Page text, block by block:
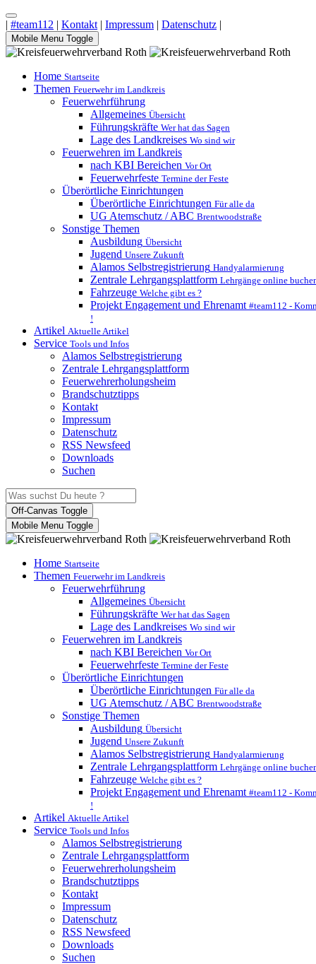
| #team112 | Kontakt | Impressum | Datenschutz |
Mobile Menu Toggle
Home Startseite
Themen Feuerwehr im Landkreis
Feuerwehrführung
Allgemeines Übersicht
Führungskräfte Wer hat das Sagen
Lage des Landkreises Wo sind wir
Feuerwehren im Landkreis
nach KBI Bereichen Vor Ort
Feuerwehrfeste Termine der Feste
Überörtliche Einrichtungen
Überörtliche Einrichtungen Für alle da
UG Atemschutz / ABC Brentwoodstraße
Sonstige Themen
Ausbildung Übersicht
Jugend Unsere Zukunft
Alamos Selbstregistrierung Handyalarmierung
Zentrale Lehrgangsplattform Lehrgänge online
Fahrzeuge Welche gibt es ?
Projekt Engagement und Ehrenamt #team112 -
!
Artikel Aktuelle Artikel
Service Tools und Infos
Alamos Selbstregistrierung
Zentrale Lehrgangsplattform
Feuerwehrerholungsheim
Brandschutztipps
Kontakt
Impressum
Datenschutz
RSS Newsfeed
Downloads
Suchen
Off-Canvas Toggle
Mobile Menu Toggle
Home Startseite
Themen Feuerwehr im Landkreis
Feuerwehrführung
Allgemeines Übersicht
Führungskräfte Wer hat das Sagen
Lage des Landkreises Wo sind wir
Feuerwehren im Landkreis
nach KBI Bereichen Vor Ort
Feuerwehrfeste Termine der Feste
Überörtliche Einrichtungen
Überörtliche Einrichtungen Für alle da
UG Atemschutz / ABC Brentwoodstraße
Sonstige Themen
Ausbildung Übersicht
Jugend Unsere Zukunft
Alamos Selbstregistrierung Handyalarmierung
Zentrale Lehrgangsplattform Lehrgänge online
Fahrzeuge Welche gibt es ?
Projekt Engagement und Ehrenamt #team112 -
!
Artikel Aktuelle Artikel
Service Tools und Infos
Alamos Selbstregistrierung
Zentrale Lehrgangsplattform
Feuerwehrerholungsheim
Brandschutztipps
Kontakt
Impressum
Datenschutz
RSS Newsfeed
Downloads
Suchen